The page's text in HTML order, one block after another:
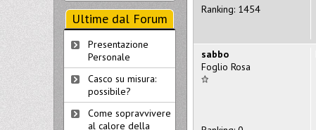
Ranking: 1454
sabbo
Foglio Rosa
Ultime dal Forum
Presentazione
Personale
Casco su misura:
possibile?
Come sopravvivere
al calore della